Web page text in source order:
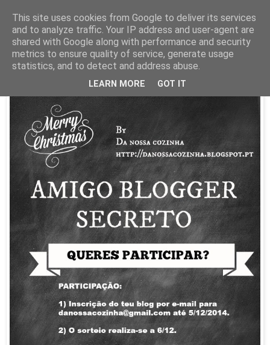
22 novembro 2014
Desafio AMIGO BLOGGER SECRETO
#danossacozinha
This site uses cookies from Google to deliver its services
and to analyze traffic. Your IP address and user-agent are
shared with Google along with performance and security
metrics to ensure quality of service, generate usage
statistics, and to detect and address abuse.
LEARN MORE GOT IT